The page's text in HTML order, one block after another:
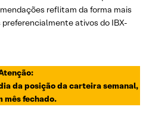
reflitam da forma mais
ativos do IBX-
da posição da carteira semanal,
mês fechado.